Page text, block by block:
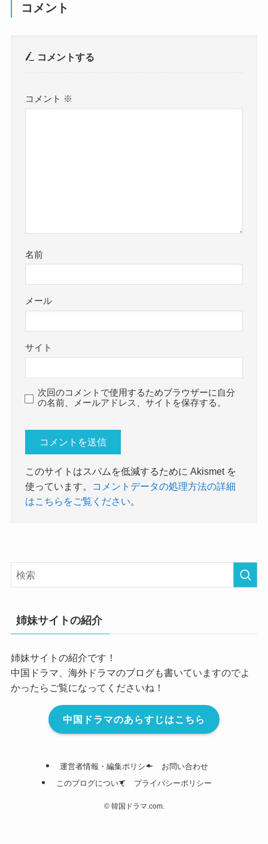
コメント
コメントする
コメント ※
名前
メール
サイト
次回のコメントで使用するためブラウザーに自分
の名前、メールアドレス、サイトを保存する。
このサイトはスパムを低減するために Akismet を
使っています。
コメントデータの処理方法の詳細
はこちらをご覧ください。
姉妹サイトの紹介
姉妹サイトの紹介です！
中国ドラマ、海外ドラマのブログも書いていますのでよ
かったらご覧になってくださいね！
中国ドラマのあらすじはこちら
運営者情報・編集ポリシー
お問い合わせ
このブログについて
プライバシーポリシー
©韓国ドラマ.com.